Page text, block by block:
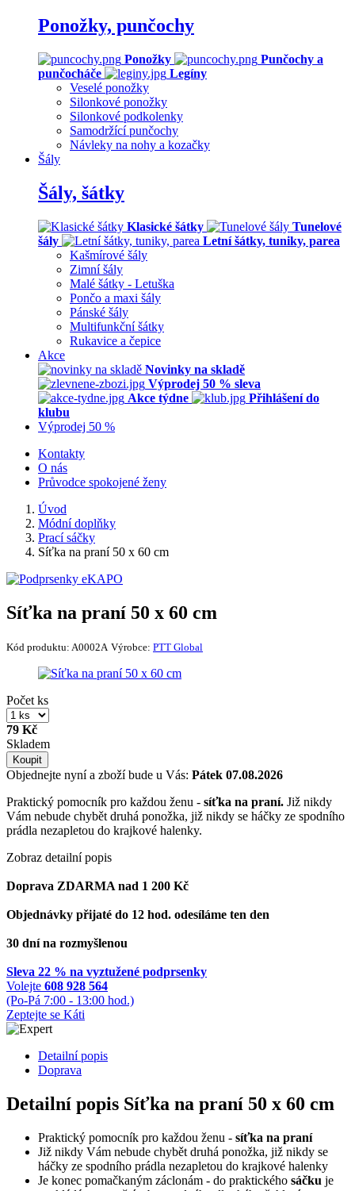
Ponožky, punčochy
Ponožky
Punčochy a
punčocháče
Legíny
Veselé ponožky
Silonkové ponožky
Silonkové podkolenky
Samodržící punčochy
Návleky na nohy a kozačky
Šály
Šály, šátky
Klasické šátky
Tunelové
šály
Letní šátky, tuniky, parea
Kašmírové šály
Zimní šály
Malé šátky - Letuška
Pončo a maxi šály
Pánské šály
Multifunkční šátky
Rukavice a čepice
Akce
Novinky na skladě
Výprodej 50 % sleva
Akce týdne
Přihlášení do
klubu
Výprodej 50 %
Kontakty
O nás
Průvodce spokojené ženy
Úvod
Módní doplňky
Prací sáčky
Síťka na praní 50 x 60 cm
Síťka na praní 50 x 60 cm
Kód produktu: A0002A Výrobce: PTT Global
Počet ks
79 Kč
Skladem
Koupit
Objednejte nyní a zboží bude u Vás: Pátek 07.08.2026
Praktický pomocník pro každou ženu - síťka na praní. Již nikdy
Vám nebude chybět druhá ponožka, již nikdy se háčky ze spodního
prádla nezapletou do krajkové halenky.
Zobraz detailní popis
Doprava ZDARMA nad 1 200 Kč
Objednávky přijaté do 12 hod. odesíláme ten den
30 dní na rozmyšlenou
Sleva 22 % na vyztužené podprsenky
Volejte 608 928 564
(Po-Pá 7:00 - 13:00 hod.)
Zeptejte se Káti
Detailní popis
Doprava
Detailní popis Síťka na praní 50 x 60 cm
Praktický pomocník pro každou ženu - síťka na praní
Již nikdy Vám nebude chybět druhá ponožka, již nikdy se
háčky ze spodního prádla nezapletou do krajkové halenky
Je konec pomačkaným záclonám - do praktického sáčku je